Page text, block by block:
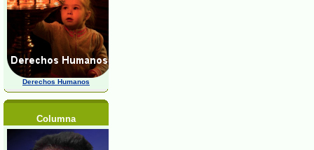
Derechos Humanos
Columna